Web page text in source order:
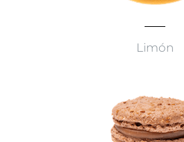
Limón